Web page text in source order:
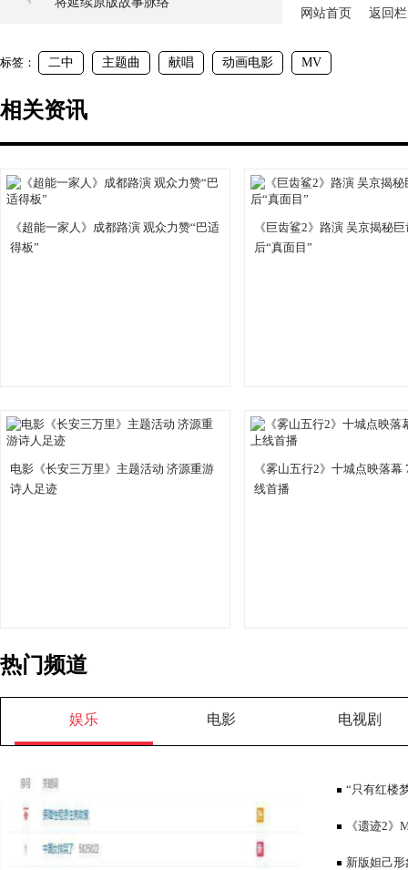
网站首页
返回
标签： 二中 主题曲 献唱 动画电影 MV
相关资讯
《超能一家人》成都路演 观众力赞“巴适
得板”
《巨齿鲨2》路演 吴京揭秘
后“真面目”
电影《长安三万里》主题活动 济源重游
诗人足迹
《雾山五行2》十城点映落幕
线首播
热门频道
娱乐 电影 电视剧
“只有红楼
审美讲述心
《遗迹2
可陈新版妲己